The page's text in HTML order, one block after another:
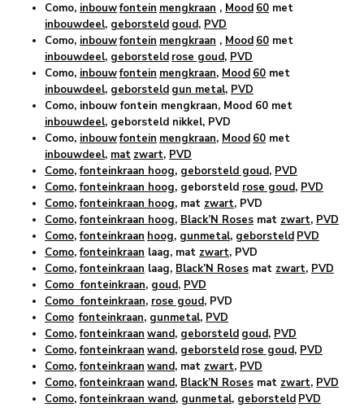
Como, inbouwfontein mengkraan , Mood 60 met
inbouwdeel, geborsteld goud, PVD
Como, inbouwfontein mengkraan , Mood 60 met
inbouwdeel, geborsteld rose goud, PVD
Como, inbouwfontein mengkraan, Mood 60 met
inbouwdeel, geborsteld gun metal, PVD
Como, inbouw fontein mengkraan, Mood 60 met
inbouwdeel, geborsteld nikkel, PVD
Como, inbouwfontein mengkraan, Mood 60 met
inbouwdeel, mat zwart, PVD
Como,fonteinkraan hoog, geborsteld goud, PVD
Como,fonteinkraan hoog, geborsteld rose goud, PVD
Como,fonteinkraan hoog, mat zwart, PVD
Como,fonteinkraan hoog, Black’N Roses mat zwart, PVD
Como,fonteinkraan hoog, gunmetal, geborsteld PVD
Como,fonteinkraan laag, mat zwart, PVD
Como,fonteinkraan laag, Black’N Roses mat zwart, PVD
Como fonteinkraan, goud, PVD
Como fonteinkraan, rose goud, PVD
Como fonteinkraan, gunmetal, PVD
Como,fonteinkraan wand, geborsteld goud, PVD
Como,fonteinkraan wand, geborsteld rose goud, PVD
Como,fonteinkraan wand, mat zwart, PVD
Como,fonteinkraan wand, Black’N Roses mat zwart, PVD
Como,fonteinkraan wand, gunmetal, geborsteld PVD